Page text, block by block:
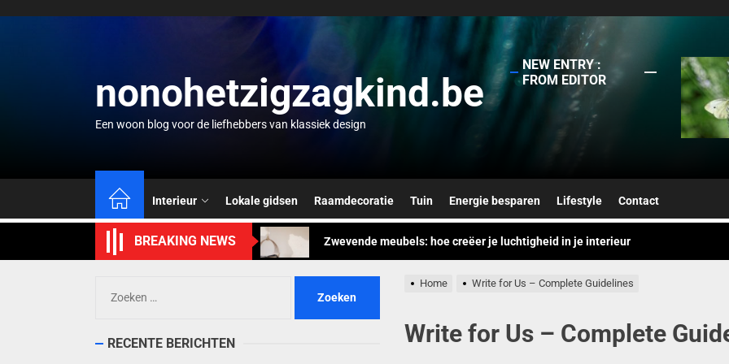
nonohetzigzagkind.be
Een woon blog voor de liefhebbers van klassiek design
NEW ENTRY :
FROM EDITOR
Interieur Lokale gidsen Raamdecoratie Tuin Energie besparen Lifestyle Contact
BREAKING NEWS
Zwevende meubels: hoe creëer je luchtigheid in je interieur
Waterconserverende tuinontwerpen: de toekomst van tuinieren
Zomervibes met aardetinten: de perfecte balans
Creatieve muurbehang ideeën voor een kinderfeest dit seizoen
Home Write for Us – Complete Guidelines
Write for Us – Complete
naar:
RECENTE BERICHTEN